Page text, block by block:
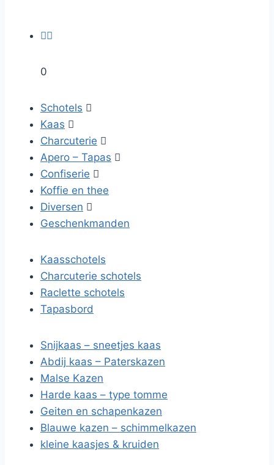

0
Schotels 
Kaas 
Charcuterie 
Apero – Tapas 
Confiserie 
Koffie en thee
Diversen 
Geschenkmanden
Kaasschotels
Charcuterie schotels
Raclette schotels
Tapasbord
Snijkaas – sneetjes kaas
Abdij kaas – Paterskazen
Malse Kazen
Harde kaas – type tomme
Geiten en schapenkazen
Blauwe kazen – schimmelkazen
kleine kaasjes & kruiden